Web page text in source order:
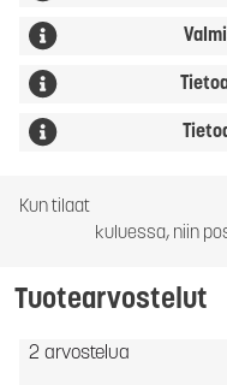
Kun tilaat
kuluessa, niin
Tuotearvostelut
2 arvostelua